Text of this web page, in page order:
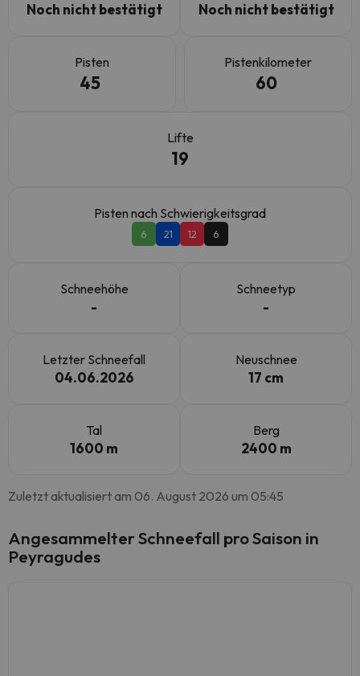
Noch nicht bestätigt Noch nicht bestätigt
Pisten
45
Pistenkilometer
60
Lifte
19
Pisten nach Schwierigkeitsgrad
6 21 12 6
Schneehöhe
-
Schneetyp
-
Letzter Schneefall
04.06.2026
Neuschnee
17 cm
Tal
1600 m
Berg
2400 m
Zuletzt aktualisiert am 06. August 2026 um 05:45
Angesammelter Schneefall pro Saison in
Peyragudes